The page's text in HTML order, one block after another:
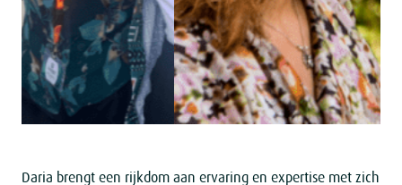
Daria brengt een rijkdom aan ervaring en expertise met zich